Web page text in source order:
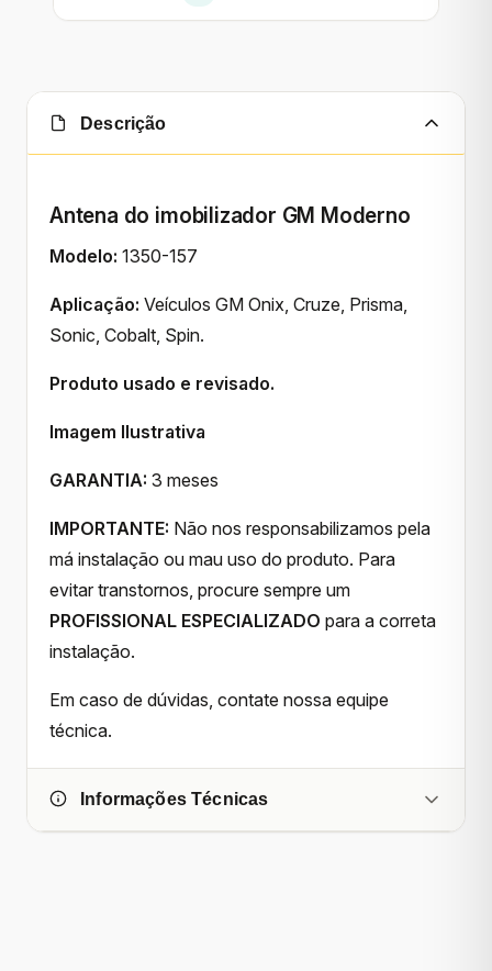
Descrição
Antena do imobilizador GM Moderno
Modelo: 1350-157
Aplicação: Veículos GM Onix, Cruze, Prisma,
Sonic, Cobalt, Spin.
Produto usado e revisado.
Imagem Ilustrativa
GARANTIA: 3 meses
IMPORTANTE: Não nos responsabilizamos pela
má instalação ou mau uso do produto. Para
evitar transtornos, procure sempre um
PROFISSIONAL ESPECIALIZADO para a correta
instalação.
Em caso de dúvidas, contate nossa equipe
técnica.
Informações Técnicas